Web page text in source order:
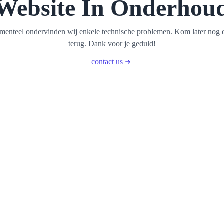
In
ondervinden wij enkele technische problemen. Kom later nog
terug. Dank voor je geduld!
contact us